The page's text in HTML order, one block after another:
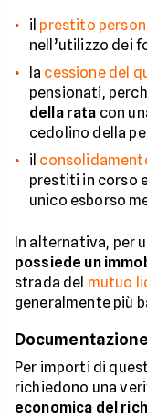
il prestito
nell’utilizzo dei
la cessione del
pensionati,
della rata con
cedolino della
il
prestiti in corso
unico esborso
In alternativa, per
possiede un
strada del mutuo
generalmente più
Per importi di
richiedono una
economica del